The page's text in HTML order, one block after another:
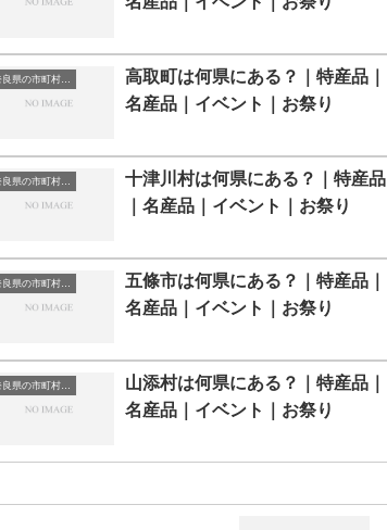
奈良県の市町村一覧
高取町は何県にある？｜特産品｜
名産品｜イベント｜お祭り
奈良県の市町村一覧
十津川村は何県にある？｜特産品
｜名産品｜イベント｜お祭り
奈良県の市町村一覧
五條市は何県にある？｜特産品｜
名産品｜イベント｜お祭り
奈良県の市町村一覧
山添村は何県にある？｜特産品｜
名産品｜イベント｜お祭り